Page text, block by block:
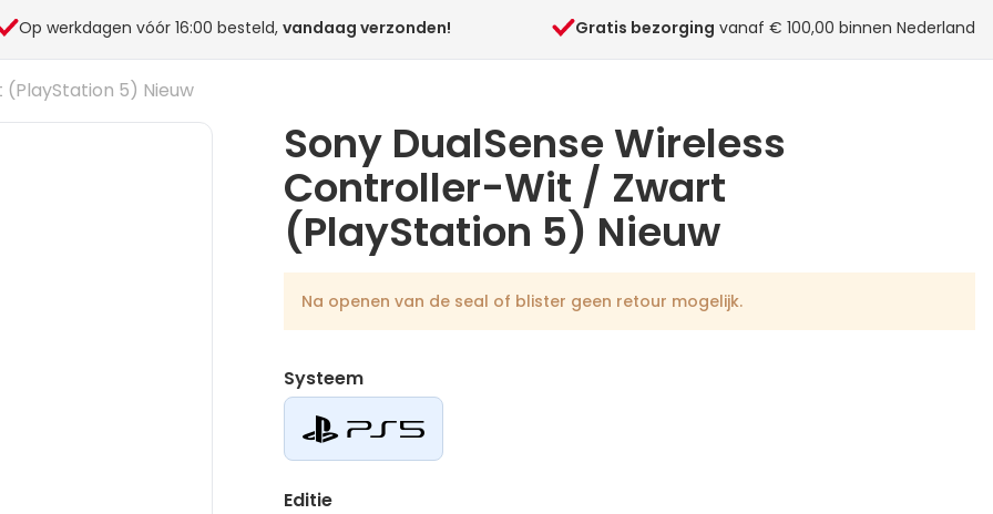
Op werkdagen vóór 16:00 besteld, vandaag verzonden! Gratis bezorging vanaf € 100,00 binnen Nederland
5) Nieuw
Sony DualSense Wireless
Controller-Wit / Zwart
(PlayStation 5) Nieuw
Na openen van de seal of blister geen retour mogelijk.
Systeem
Editie